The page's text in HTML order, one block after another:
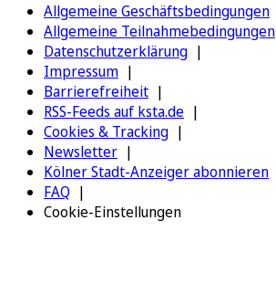
Allgemeine Geschäftsbedingungen
Allgemeine Teilnahmebedingungen
Datenschutzerklärung
Impressum
Barrierefreiheit
RSS-Feeds auf ksta.de
Cookies & Tracking
Newsletter
Kölner Stadt-Anzeiger abonnieren
FAQ
Cookie-Einstellungen